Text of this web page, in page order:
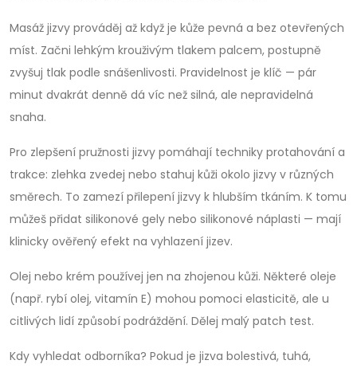
Masáž jizvy prováděj až když je kůže pevná a bez otevřených
míst. Začni lehkým krouživým tlakem palcem, postupně
zvyšuj tlak podle snášenlivosti. Pravidelnost je klíč — pár
minut dvakrát denně dá víc než silná, ale nepravidelná
snaha.
Pro zlepšení pružnosti jizvy pomáhají techniky protahování a
trakce: zlehka zvedej nebo stahuj kůži okolo jizvy v různých
směrech. To zamezí přilepení jizvy k hlubším tkáním. K tomu
můžeš přidat silikonové gely nebo silikonové náplasti — mají
klinicky ověřený efekt na vyhlazení jizev.
Olej nebo krém používej jen na zhojenou kůži. Některé oleje
(např. rybí olej, vitamín E) mohou pomoci elasticitě, ale u
citlivých lidí způsobí podráždění. Dělej malý patch test.
Kdy vyhledat odborníka? Pokud je jizva bolestivá, tuhá,